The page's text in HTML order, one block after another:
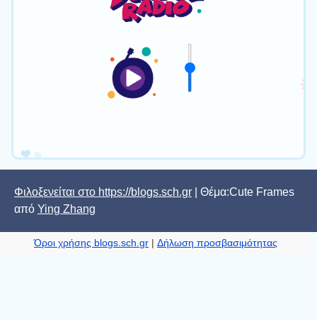
Φιλοξενείται στο https://blogs.sch.gr | Θέμα:Cute Frames
από Ying Zhang
Όροι χρήσης blogs.sch.gr |Δήλωση προσβασιμότητας